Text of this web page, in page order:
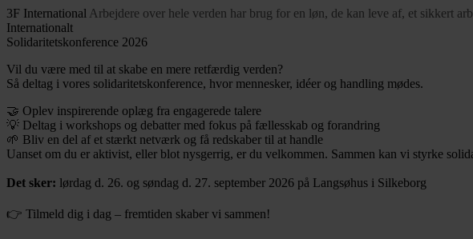
3F International Arbejdere over hele verden har brug for en løn, de kan leve af, et sikkert
Internationalt
Solidaritetskonference 2026
Vil du være med til at skabe en mere retfærdig verden?
Så deltag i vores solidaritetskonference, hvor mennesker, idéer og handling mødes.
🤝 Oplev inspirerende oplæg fra engagerede talere
💡 Deltag i workshops og debatter med fokus på fællesskab og forandring
🌱 Bliv en del af et stærkt netværk og få redskaber til at handle
Uanset om du er aktivist, eller blot nysgerrig, er du velkommen. Sammen kan vi styrke
Det sker: lørdag d. 26. og søndag d. 27. september 2026 på Langsøhus i Silkeborg
👉 Tilmeld dig i dag – fremtiden skaber vi sammen!